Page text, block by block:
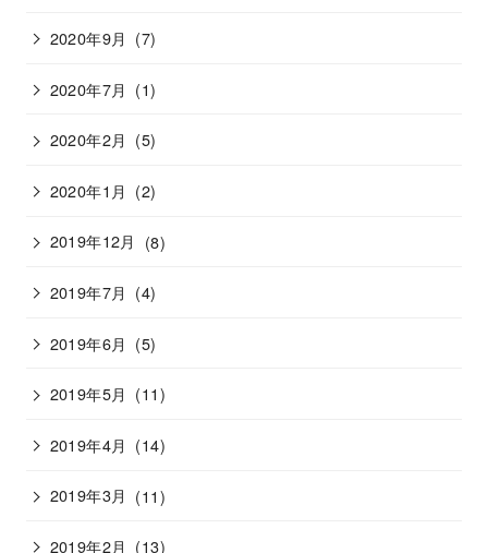
2020年9月 (7)
2020年7月 (1)
2020年2月 (5)
2020年1月 (2)
2019年12月 (8)
2019年7月 (4)
2019年6月 (5)
2019年5月 (11)
2019年4月 (14)
2019年3月 (11)
2019年2月 (13)